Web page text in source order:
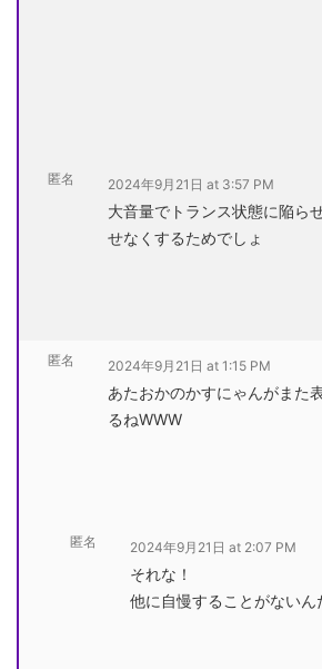
匿名 2024年9月21日 at 3:57 PM
大音量でトランス状態に陥ら
せなくするためでしょ
匿名 2024年9月21日 at 1:15 PM
あたおかのかすにゃんがまた
るねWWW
匿名 2024年9月21日 at 2:07 PM
それな！
他に自慢することがないん